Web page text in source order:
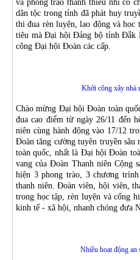
và phong trào thanh thiếu nhi có
dân tộc trong tỉnh đã phát huy
thi đua rèn luyện, lao động và
tiêu mà Đại hội Đảng bộ tỉnh Đắk
công Đại hội Đoàn các cấp.
Khởi công xây nhà
Chào mừng Đại hội Đoàn toàn
đua cao điểm từ ngày 26/11 đến
niên cùng hành động vào 17/12
Đoàn tăng cường tuyên truyền
toàn quốc, nhất là Đại hội Đoàn
vang của Đoàn Thanh niên Cộng
hiện 3 phong trào, 3 chương
thanh niên. Đoàn viên, hội viên,
trong học tập, rèn luyện và cống
kinh tế - xã hội, nhanh chóng đưa
Nhiều hoạt động